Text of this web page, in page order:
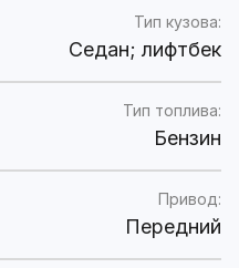
Тип кузова:
Седан; лифтбек
Тип топлива:
Бензин
Привод:
Передний